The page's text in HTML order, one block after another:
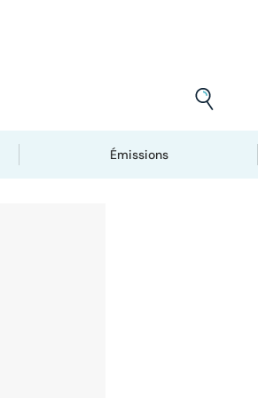
Émissions